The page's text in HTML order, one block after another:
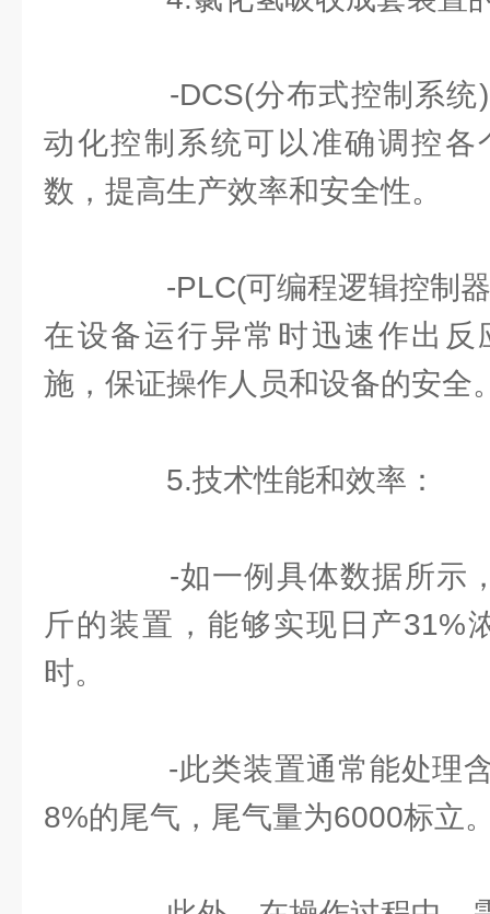
-DCS(分布式控制系统)
动化控制系统可以准确调控各
数，提高生产效率和安全性。
-PLC(可编程逻辑控制器
在设备运行异常时迅速作出反
施，保证操作人员和设备的安全
5.技术性能和效率：
-如一例具体数据所示
斤的装置，能够实现日产31%
时。
-此类装置通常能处理含
8%的尾气，尾气量为6000标立